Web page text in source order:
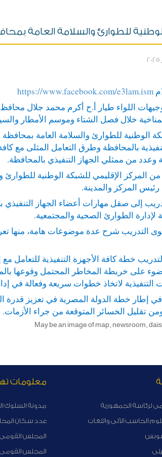
للطوارئ والسلامة العامة
https://www.facebook.com/e3lam.ism
اللواء طيار أ.ح أكرم محمد جلال محافظ
خلال فصل الشتاء وموسم الأمطار
الوطنية للطوارئ والسلامة العامة
بالمحافظة وطرق التعامل المثلى مع
وعدد من ممثلي الجهاز التنفيذي بالمحافظة.
من المركز الإقليمي للشبكة الوطنية
المركز والمدينة.
إلى صقل مهارات أعضاء الجهاز التنفيذي
الطوارئ الصحية والمجتمعية.
التدريب شرح عدة موضوعات هامة، منها
خطة كافة الأجهزة التنفيذية للتعامل
على خريطة المخاطر المحتمل وقوعها
التنفيذية لاتخاذ خطوات سريعة وفعالة في
إطار خطة الدولة المصرية في تعزيز قدرة
تقليل الخسائر المتوقعة من جراء الأزمات.
لرئاسة الجمهورية
الحاسب الآلى واللغات
معلومات
مدونة السلوك
عدد سكان
المجلس القومى
المجلس